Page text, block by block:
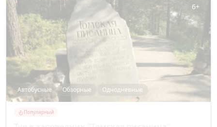
6+
Автобусные Обзорные Однодневные
Популярный